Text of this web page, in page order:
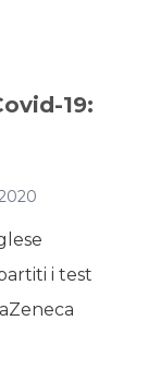
19:
i test